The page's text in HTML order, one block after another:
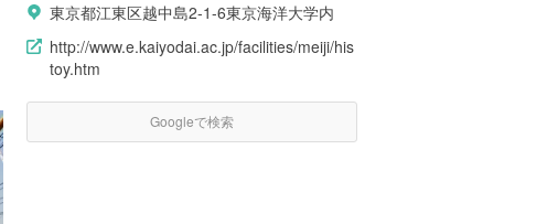
東京都江東区越中島2-1-6東京海洋大学内
http://www.e.kaiyodai.ac.jp/facilities/meiji/his
toy.htm
Googleで検索